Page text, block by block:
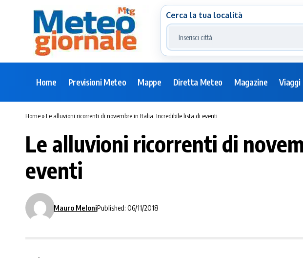
Cerca la tua località
Home Previsioni Meteo Mappe Diretta Meteo Magazine Viaggi
Home»Le alluvioni ricorrenti di novembre in Italia. Incredibile lista di eventi
Le alluvioni ricorrenti di
eventi
Mauro MeloniPublished: 06/11/2018